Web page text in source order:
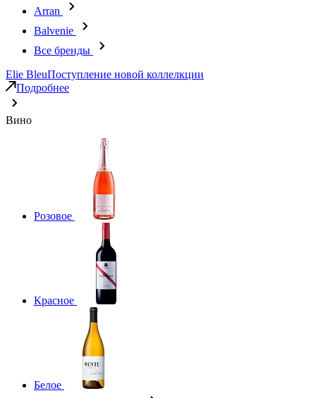
Arran
Balvenie
Все бренды
Elie BleuПоступление новой коллелкции
Подробнее
Вино
Розовое
Красное
Белое